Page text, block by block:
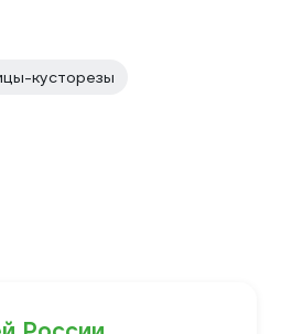
кусторезы